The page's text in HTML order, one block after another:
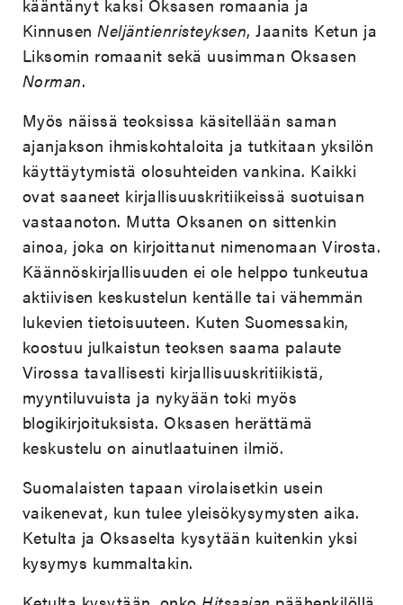
kääntänyt kaksi Oksasen romaania ja
KinnusenNeljäntienristeyksen, Jaanits Ketun ja
Liksomin romaanit sekä uusimman Oksasen
Norman.
Myös näissä teoksissa käsitellään saman
ajanjakson ihmiskohtaloita ja tutkitaan yksilön
käyttäytymistä olosuhteiden vankina. Kaikki
ovat saaneet kirjallisuuskritiikeissä suotuisan
vastaanoton. Mutta Oksanen on sittenkin
ainoa, joka on kirjoittanut nimenomaan Virosta.
Käännöskirjallisuuden ei ole helppo tunkeutua
aktiivisen keskustelun kentälle tai vähemmän
lukevien tietoisuuteen. Kuten Suomessakin,
koostuu julkaistun teoksen saama palaute
Virossa tavallisesti kirjallisuuskritiikistä,
myyntiluvuista ja nykyään toki myös
blogikirjoituksista. Oksasen herättämä
keskustelu on ainutlaatuinen ilmiö.
Suomalaisten tapaan virolaisetkin usein
vaikenevat, kun tulee yleisökysymysten aika.
Ketulta ja Oksaselta kysytään kuitenkin yksi
kysymys kummaltakin.